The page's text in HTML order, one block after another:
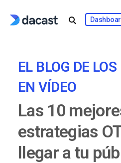
EL BLOG DE
EN VÍDEO
Las 10
estrategias
llegar a tu